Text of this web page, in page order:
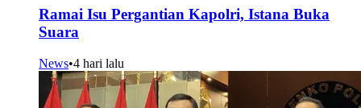
Ramai Isu Pergantian Kapolri, Istana Buka
Suara
News•4 hari lalu